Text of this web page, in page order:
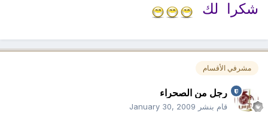
شكرا لك
مشرفي الأقسام
رجل من الصحراء
قام بنشر January 30, 2009